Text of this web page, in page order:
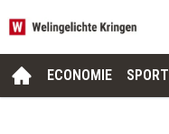
ECONOMIE SPORT